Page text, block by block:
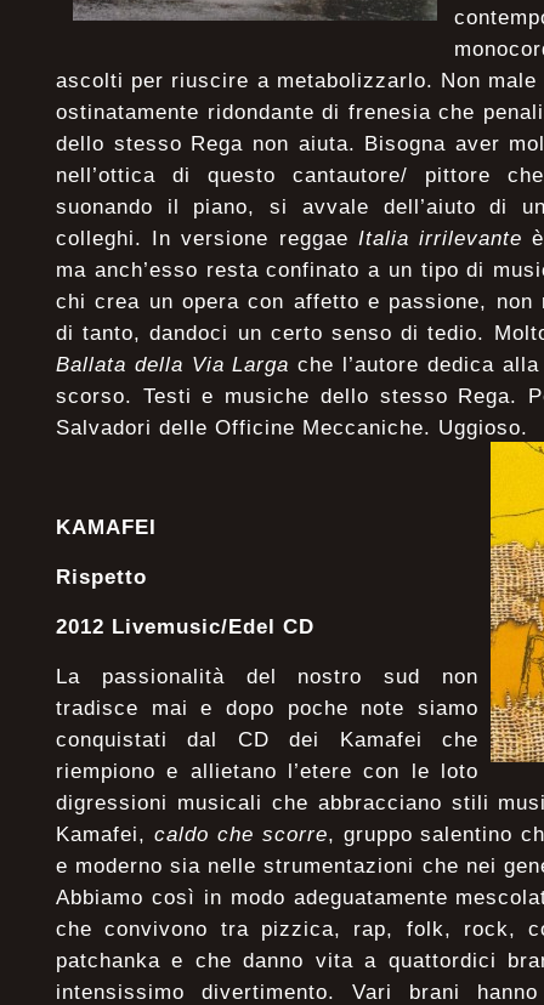
ascolti per riuscire a metabolizzarlo. Non
ostinatamente ridondante di frenesia che
dello stesso Rega non aiuta. Bisogna aver
nell’ottica di questo cantautore/ pittore
suonando il piano, si avvale dell’aiuto di
colleghi. In versione reggae Italia irrilevante
ma anch’esso resta confinato a un tipo di
chi crea un opera con affetto e passione,
di tanto, dandoci un certo senso di tedio.
Ballata della Via Larga che l’autore dedica
scorso. Testi e musiche dello stesso Rega.
Salvadori delle Officine Meccaniche. Uggioso.
KAMAFEI
Rispetto
2012 Livemusic/Edel CD
La passionalità del nostro sud non
tradisce mai e dopo poche note siamo
conquistati dal CD dei Kamafei che
riempiono e allietano l’etere con le loto
digressioni musicali che abbracciano stili
Kamafei, caldo che scorre, gruppo salentino
e moderno sia nelle strumentazioni che nei
Abbiamo così in modo adeguatamente
che convivono tra pizzica, rap, folk, rock,
patchanka e che danno vita a quattordici
intensissimo divertimento. Vari brani